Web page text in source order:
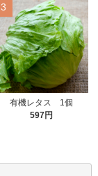
3
有機レタス 1個
597円